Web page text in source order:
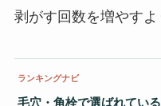
剥がす回数を増やすよ
ランキングナビ
毛穴・角栓で選ばれてい